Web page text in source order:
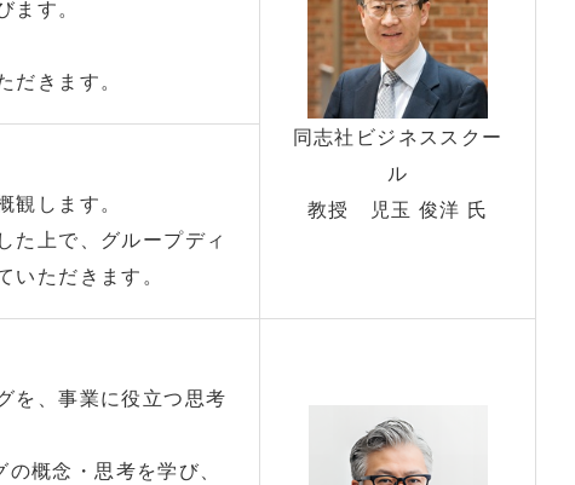
ます。
だきます。
同志社ビジネススクー
ル
教授 児玉 俊洋 氏
観します。
た上で、グループディ
いただきます。
を、事業に役立つ思考
概念・思考を学び、